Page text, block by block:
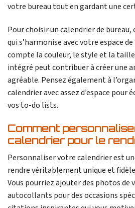
votre bureau tout en gardant une
Pour choisir un calendrier de
qui s’harmonise avec votre espace
compte la couleur, le style et la
intégré peut contribuer à créer une
agréable. Pensez également à
calendrier avec assez d’espace pour
vos to-do lists.
Comment
calendrier pour le
Personnaliser votre calendrier est
rendre véritablement unique et
Vous pourriez ajouter des photos de
autocollants pour des occasions